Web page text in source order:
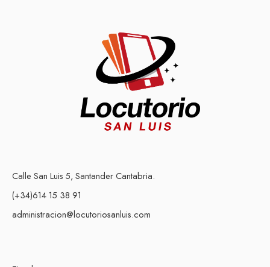
Calle San Luis 5, Santander Cantabria.
(+34)614 15 38 91
administracion@locutoriosanluis.com